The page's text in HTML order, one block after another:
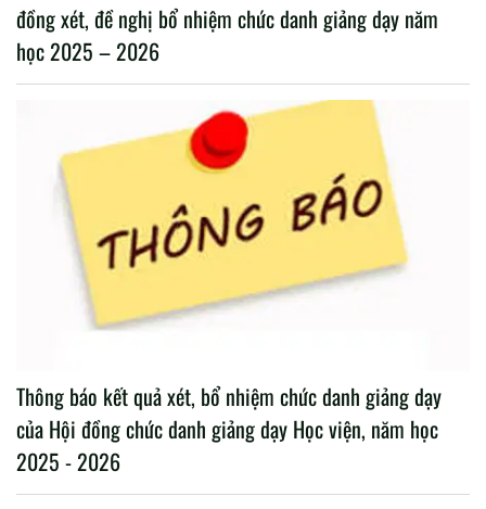
đồng xét, đề nghị bổ nhiệm chức danh giảng dạy năm
học 2025 – 2026
Thông báo kết quả xét, bổ nhiệm chức danh giảng dạy
của Hội đồng chức danh giảng dạy Học viện, năm học
2025 - 2026